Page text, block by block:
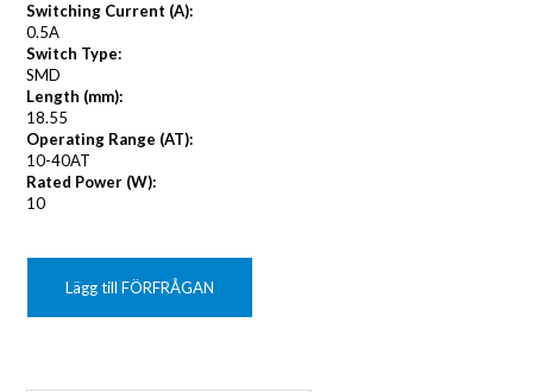
Switching Current (A):
0.5A
Switch Type:
SMD
Length (mm):
18.55
Operating Range (AT):
10-40AT
Rated Power (W):
10
Lägg till FÖRFRÅGAN